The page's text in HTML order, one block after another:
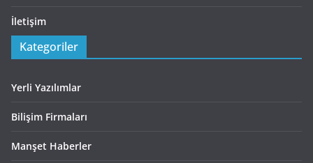
İletişim
Kategoriler
Yerli Yazılımlar
Bilişim Firmaları
Manşet Haberler